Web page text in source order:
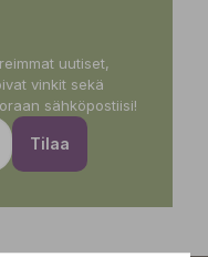
uutiset,
vinkit sekä
sähköpostiisi!
Tilaa